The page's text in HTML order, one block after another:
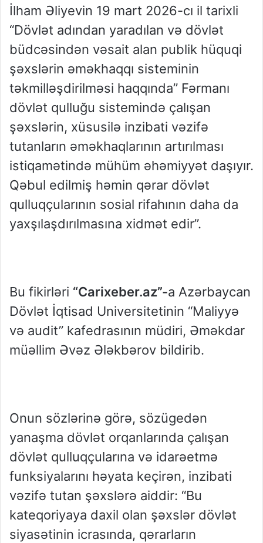
İlham Əliyevin 19 mart 2026-cı il tarixli
“Dövlət adından yaradılan və dövlət
büdcəsindən vəsait alan publik hüquqi
şəxslərin əməkhaqqı sisteminin
təkmilləşdirilməsi haqqında” Fərmanı
dövlət qulluğu sistemində çalışan
şəxslərin, xüsusilə inzibati vəzifə
tutanların əməkhaqlarının artırılması
istiqamətində mühüm əhəmiyyət daşıyır.
Qəbul edilmiş həmin qərar dövlət
qulluqçularının sosial rifahının daha da
yaxşılaşdırılmasına xidmət edir”.
Bu fikirləri “Carixeber.az”-a Azərbaycan
Dövlət İqtisad Universitetinin “Maliyyə
və audit” kafedrasının müdiri, Əməkdar
müəllim Əvəz Ələkbərov bildirib.
Onun sözlərinə görə, sözügedən
yanaşma dövlət orqanlarında çalışan
dövlət qulluqçularına və idarəetmə
funksiyalarını həyata keçirən, inzibati
vəzifə tutan şəxslərə aiddir: “Bu
kateqoriyaya daxil olan şəxslər dövlət
siyasətinin icrasında, qərarların